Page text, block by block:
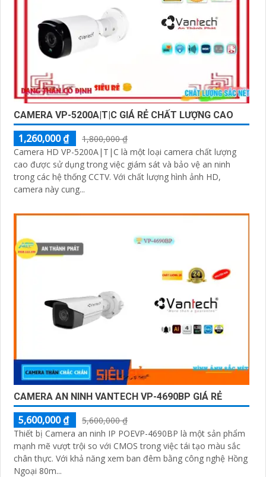
CAMERA VP-5200A|T|C GIÁ RẺ CHẤT LƯỢNG CAO
1,260,000 ₫
1,800,000 ₫
Camera HD VP-5200A|T|C là một loại camera chất lượng
cao được sử dụng trong việc giám sát và bảo vệ an ninh
trong các hệ thống CCTV. Với chất lượng hình ảnh HD,
camera này cung...
CAMERA AN NINH VANTECH VP-4690BP GIÁ RẺ
5,600,000 ₫
5,600,000 ₫
Thiết bị Camera an ninh IP POEVP-4690BP là một sản phẩm
mạnh mẽ vượt trội so với CMOS trong việc tái tạo màu sắc
chân thực. Với khả năng xem ban đêm bằng công nghệ Hồng
Ngoại 80m...